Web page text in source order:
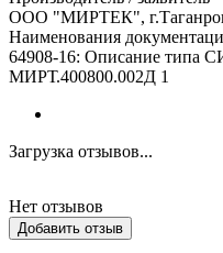
ООО "МИРТЕК",
Наименования
64908-16: Описание типа
МИРТ.400800.002Д 1
Загрузка отзывов...
Нет отзывов
Добавить отзыв